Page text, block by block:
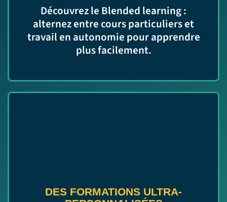
Découvrez le Blended learning :
alternez entre cours particuliers et
travail en autonomie pour apprendre
plus facilement.
DES FORMATIONS ULTRA-